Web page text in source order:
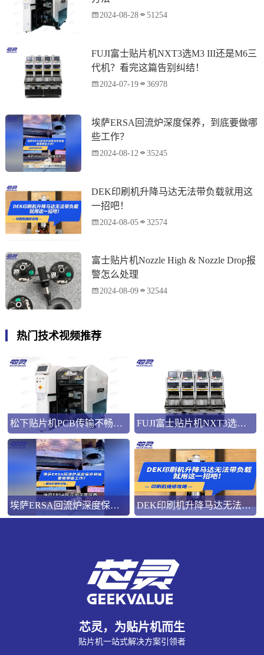
2024-08-28 51254
FUJI富士贴片机NXT3选M3 III还是M6三
代机？看完这篇告别纠结！
2024-07-19 36978
埃萨ERSA回流炉深度保养，到底要做哪
些工作？
2024-08-12 35245
DEK印刷机升降马达无法带负载就用这
一招吧！
2024-08-05 32574
富士贴片机Nozzle High & Nozzle Drop报
警怎么处理
2024-08-09 32544
热门技术视频推荐
松下贴片机PCB传输不畅的原因与处理方法 FUJI富士贴片机NXT3选M3 III还是M6三代机？看完这篇告别纠结！
埃萨ERSA回流炉深度保养，到底要做哪些工作？ DEK印刷机升降马达无法带负载就用这一招吧！
芯灵，为贴片机而生
贴片机一站式解决方案引领者